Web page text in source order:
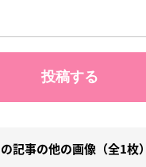
記事の他の画像（全1枚）